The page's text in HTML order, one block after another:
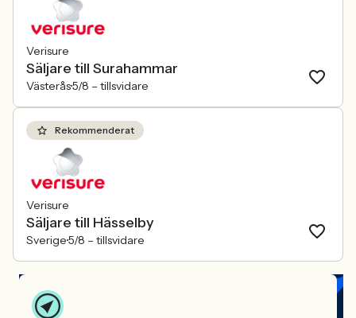
Verisure
Säljare till Surahammar
Västerås5/8 – tillsvidare
Rekommenderat
Verisure
Säljare till Hässelby
Sverige5/8 – tillsvidare